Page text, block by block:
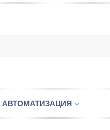
АВТОМАТИЗАЦИЯ